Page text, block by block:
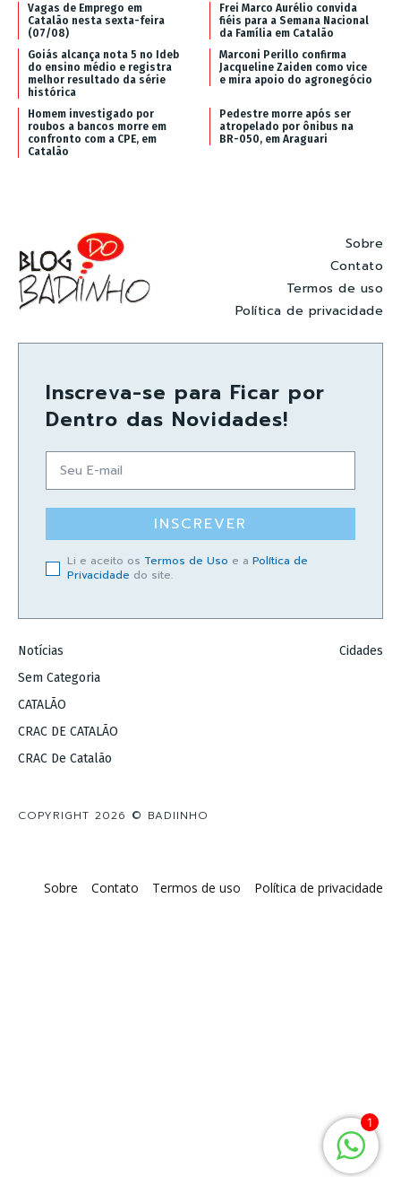
Vagas de Emprego em
Catalão nesta sexta-feira
(07/08)
Frei Marco Aurélio convida
fiéis para a Semana Nacional
da Família em Catalão
Goiás alcança nota 5 no Ideb
do ensino médio e registra
melhor resultado da série
histórica
Marconi Perillo confirma
Jacqueline Zaiden como vice
e mira apoio do agronegócio
Homem investigado por
roubos a bancos morre em
confronto com a CPE, em
Catalão
Pedestre morre após ser
atropelado por ônibus na
BR-050, em Araguari
Sobre
Contato
Termos de uso
Política de privacidade
Inscreva-se para Ficar por
Dentro das Novidades!
INSCREVER
Li e aceito os Termos de Uso e a Política de
Privacidade do site.
Notícias
Sem Categoria
CATALÃO
CRAC DE CATALÃO
CRAC De Catalão
Cidades
COPYRIGHT 2026 © BADIINHO
Sobre Contato Termos de uso Política de privacidade
1